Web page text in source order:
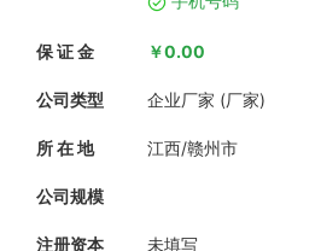
保 证 金 ￥0.00
公司类型 企业厂家 (厂家)
所 在 地 江西/赣州市
公司规模
注册资本 未填写